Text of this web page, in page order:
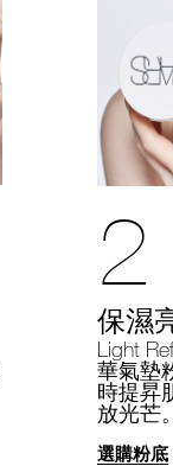
2
保濕
Light
華氣墊
時提昇
放光芒。
選購粉底